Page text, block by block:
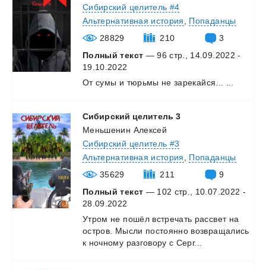
Сибирский целитель #4
Альтернативная история
Попаданцы
28829
210
3
Полный текст — 96 стр., 14.09.2022 -
19.10.2022
От сумы и тюрьмы не зарекайся...
Сибирский целитель 3
Меньшенин Алексей
Сибирский целитель #3
Альтернативная история
Попаданцы
35629
211
9
Полный текст — 102 стр., 10.07.2022 -
28.09.2022
Утром не пошёл встречать рассвет на
остров.
Мысли постоянно возвращались
к ночному разговору с Серг...